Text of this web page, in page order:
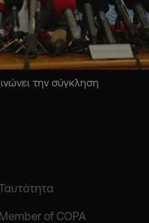
την σύγκληση
Member of COPA